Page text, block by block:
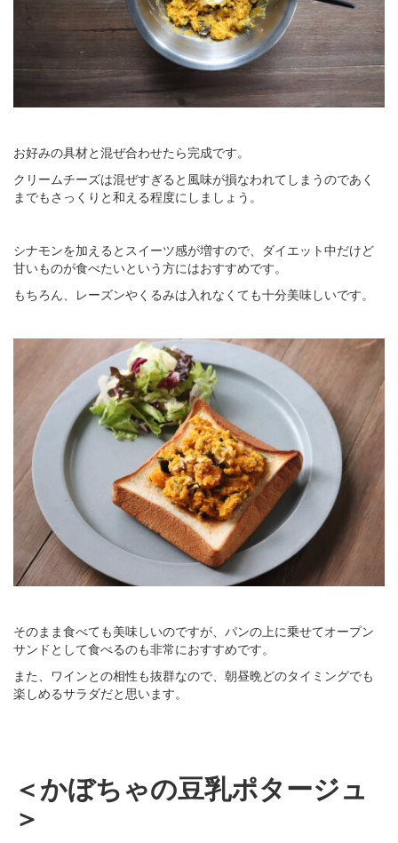
お好みの具材と混ぜ合わせたら完成です。
クリームチーズは混ぜすぎると風味が損なわれてしまうのであく
までもさっくりと和える程度にしましょう。
シナモンを加えるとスイーツ感が増すので、ダイエット中だけど
甘いものが食べたいという方にはおすすめです。
もちろん、レーズンやくるみは入れなくても十分美味しいです。
そのまま食べても美味しいのですが、パンの上に乗せてオープン
サンドとして食べるのも非常におすすめです。
また、ワインとの相性も抜群なので、朝昼晩どのタイミングでも
楽しめるサラダだと思います。
＜かぼちゃの豆乳ポタージュ
＞